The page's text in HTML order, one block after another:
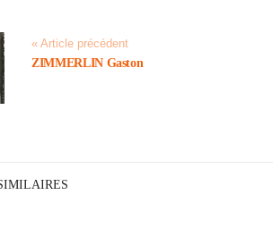
« Article précédent
ZIMMERLIN Gaston